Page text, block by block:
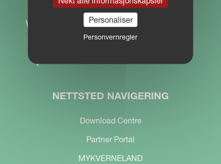
NETTSTED NAVIGERING
Download Centre
Partner Portal
MYKVERNELAND
Personaliser
Personvernregler